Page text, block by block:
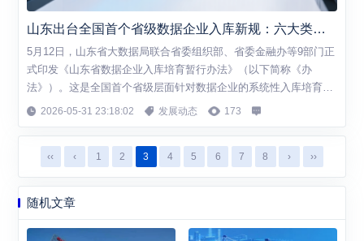
山东出台全国首个省级数据企业入库新规：六大类型九大措施构建全生命周期培育体系
5月12日，山东省大数据局联合省委组织部、省委金融办等9部门正
式印发《山东省数据企业入库培育暂行办法》（以下简称《办
法》）。这是全国首个省级层面针对数据企业的系统性入库培育政
策，将于6月10日正式实施，有效期至2028年12月31日。 《办法》
劲动力。 六大入库类型覆盖数...
2026-05-31 23:18:02 发展动态 173
‹‹ ‹ 1 2 3 4 5 6 7 8 › ››
随机文章